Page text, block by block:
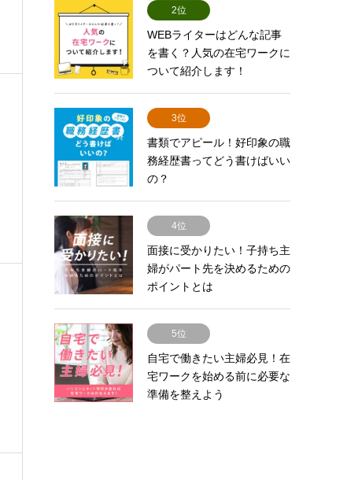
2位
WEBライターはどんな記事
を書く？人気の在宅ワークに
ついて紹介します！
3位
書類でアピール！好印象の職
務経歴書ってどう書けばいい
の？
4位
面接に受かりたい！子持ち主
婦がパート先を決めるための
ポイントとは
5位
自宅で働きたい主婦必見！在
宅ワークを始める前に必要な
準備を整えよう